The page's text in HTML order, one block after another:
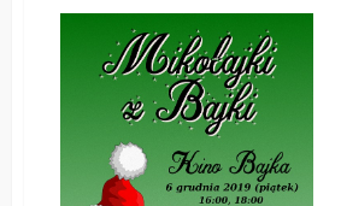
Sylwestrowy
2019/2020
w
Pałacu
Pawłowice